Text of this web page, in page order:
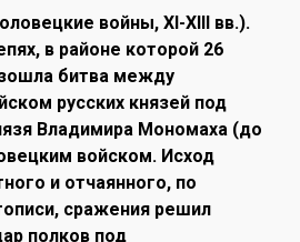
войны, XI-XIII вв.).
в районе которой 26
битва между
русских князей под
Владимира Мономаха (до
войском. Исход
и отчаянного, по
сражения решил
полков под